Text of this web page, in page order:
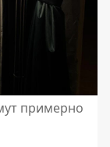
примерно